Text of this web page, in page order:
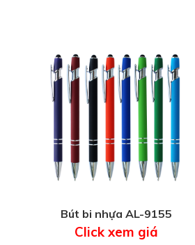
Bút bi nhựa AL-9155
Click xem giá